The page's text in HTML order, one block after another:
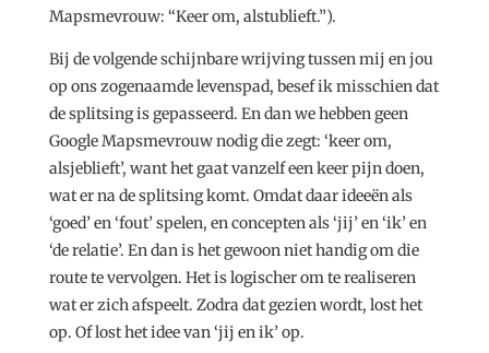
Mapsmevrouw: “Keer om, alstublieft.”).
Bij de volgende schijnbare wrijving tussen mij en jou
op ons zogenaamde levenspad, besef ik misschien dat
de splitsing is gepasseerd. En dan we hebben geen
Google Mapsmevrouw nodig die zegt: ‘keer om,
alsjeblieft’, want het gaat vanzelf een keer pijn doen,
wat er na de splitsing komt. Omdat daar ideeën als
‘goed’ en ‘fout’ spelen, en concepten als ‘jij’ en ‘ik’ en
‘de relatie’. En dan is het gewoon niet handig om die
route te vervolgen. Het is logischer om te realiseren
wat er zich afspeelt. Zodra dat gezien wordt, lost het
op. Of lost het idee van ‘jij en ik’ op.